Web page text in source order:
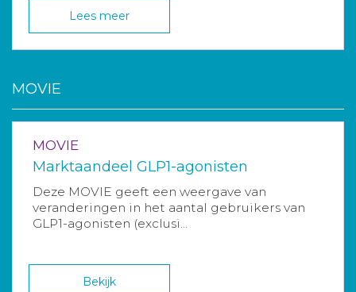
Lees meer
MOVIE
MOVIE
Marktaandeel GLP1-agonisten
Deze MOVIE geeft een weergave van
veranderingen in het aantal gebruikers van
GLP1-agonisten (exclusi...
Bekijk